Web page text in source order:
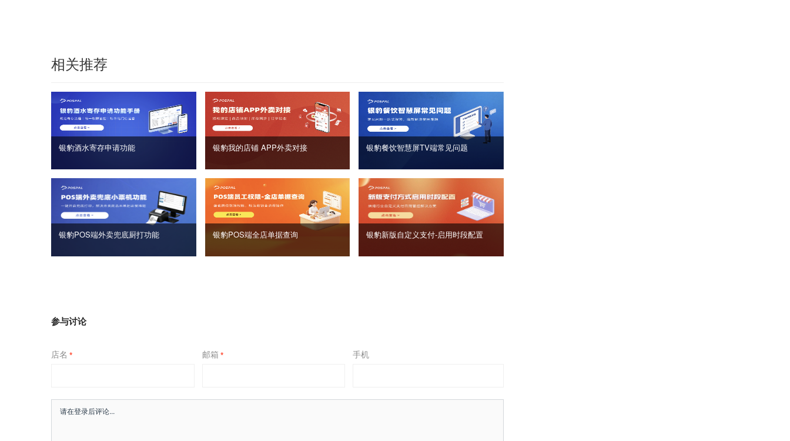
相关推荐
银豹酒水寄存申请功能 银豹我的店铺 APP外卖对接 银豹餐饮智慧屏TV端常见问题
银豹POS端外卖兜底厨打功能 银豹POS端全店单据查询 银豹新版自定义支付‑启用时段配置
参与讨论
店名 * 邮箱 * 手机